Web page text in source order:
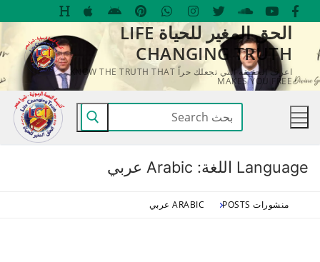
التجاوز
المحتوى
الحق المغير للحياة LIFE
CHANGING TRUTH
اعرف الحقيقة التي تجعلك حراً KNOW THE TRUTH THAT
MAKES YOU FREE
البحث
عن:
Language اللغة: Arabic عربي
منشورات POSTS ARABIC عربي